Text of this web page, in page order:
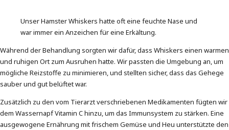
Unser Hamster Whiskers hatte oft eine feuchte Nase und
war immer ein Anzeichen für eine Erkältung.
Während der Behandlung sorgten wir dafür, dass Whiskers einen warmen
und ruhigen Ort zum Ausruhen hatte. Wir passten die Umgebung an, um
mögliche Reizstoffe zu minimieren, und stellten sicher, dass das Gehege
sauber und gut belüftet war.
Zusätzlich zu den vom Tierarzt verschriebenen Medikamenten fügten wir
dem Wassernapf Vitamin C hinzu, um das Immunsystem zu stärken. Eine
ausgewogene Ernährung mit frischem Gemüse und Heu unterstützte den